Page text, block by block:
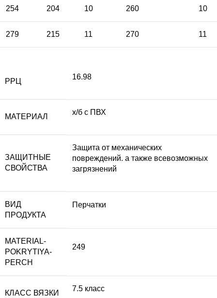
254 204 10 260 10
279 215 11 270 11
РРЦ
16.98
МАТЕРИАЛ
х/б с ПВХ
ЗАЩИТНЫЕ
СВОЙСТВА
Защита от механических
повреждений. а также всевозможных
загрязнений
ВИД
ПРОДУКТА
Перчатки
MATERIAL-
POKRYTIYA-
PERCH
249
КЛАСС ВЯЗКИ
7.5 класс